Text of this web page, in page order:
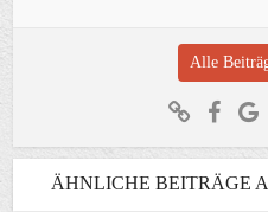
Alle
ÄHNLICHE BEITRÄGE